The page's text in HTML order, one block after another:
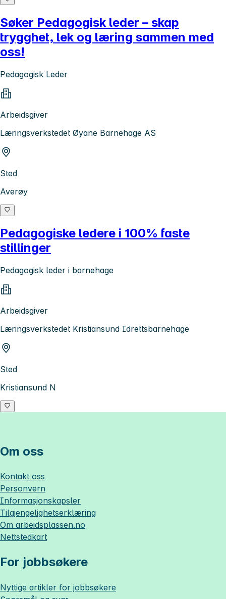
Søker Pedagogisk leder – skap
trygghet, lek og læring sammen med
oss!
Pedagogisk Leder
Arbeidsgiver
Læringsverkstedet Øyane Barnehage AS
Sted
Averøy
Pedagogiske ledere i 100% faste
stillinger
Pedagogisk leder i barnehage
Arbeidsgiver
Læringsverkstedet Kristiansund Idrettsbarnehage
Sted
Kristiansund N
Om oss
Kontakt oss
Personvern
Informasjonskapsler
Tilgjengelighetserklæring
Om arbeidsplassen.no
Nettstedkart
For jobbsøkere
Nyttige artikler for jobbsøkere